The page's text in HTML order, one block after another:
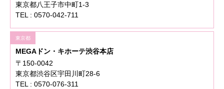
東京都八王子市中町1-3
TEL : 0570-042-711
東京都
MEGAドン・キホーテ渋谷本店
〒150-0042
東京都渋谷区宇田川町28-6
TEL : 0570-076-311